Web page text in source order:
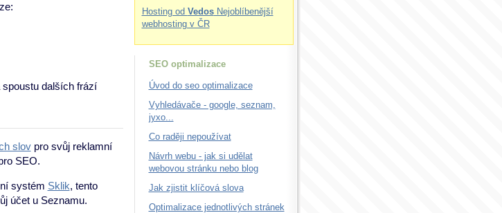
spoustu dalších frází
slovpro svůj reklamní
SEO.
systém Sklik, tento
účet u Seznamu.
Hosting od VedosNejoblíbenější
webhosting v ČR
SEO optimalizace
Úvod do seo optimalizace
Vyhledávače - google, seznam,
jyxo...
Co raději nepoužívat
Návrh webu - jak si udělat
webovou stránku nebo blog
Jak zjistit klíčová slova
Optimalizace jednotlivých stránek